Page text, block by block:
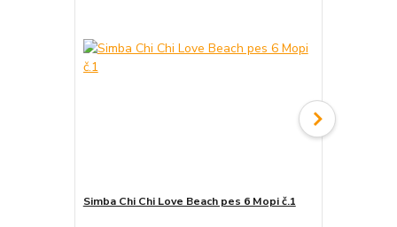
Simba Chi Chi Love Beach pes 6 Mopi č.1